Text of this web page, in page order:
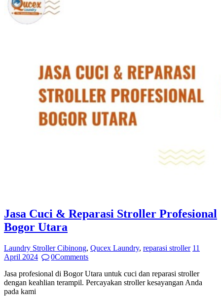
Jasa Cuci & Reparasi Stroller Profesional
Bogor Utara
Laundry Stroller Cibinong, Qucex Laundry, reparasi stroller 11
April 2024
0Comments
Jasa profesional di Bogor Utara untuk cuci dan reparasi stroller
dengan keahlian terampil. Percayakan stroller kesayangan Anda
pada kami